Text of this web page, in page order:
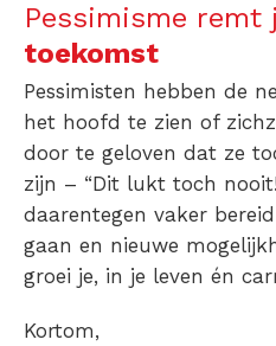
Pessimisme remt
toekomst
Pessimisten hebben de
het hoofd te zien of
door te geloven dat ze
zijn – “Dit lukt toch
daarentegen vaker
gaan en nieuwe
groei je, in je leven én
Kortom,